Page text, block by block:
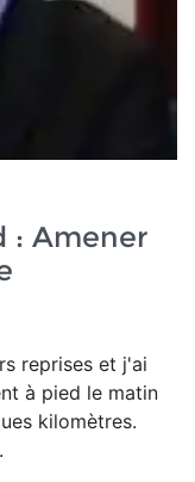
: Amener
reprises et j'ai
à pied le matin
kilomètres.